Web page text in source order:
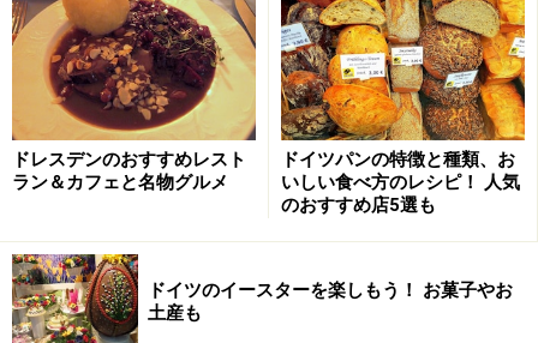
ドレスデンのおすすめレスト
ラン＆カフェと名物グルメ
ドイツパンの特徴と種類、お
いしい食べ方のレシピ！ 人気
のおすすめ店5選も
ドイツのイースターを楽しもう！ お菓子やお
土産も